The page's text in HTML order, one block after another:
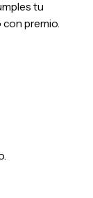
tu
premio.